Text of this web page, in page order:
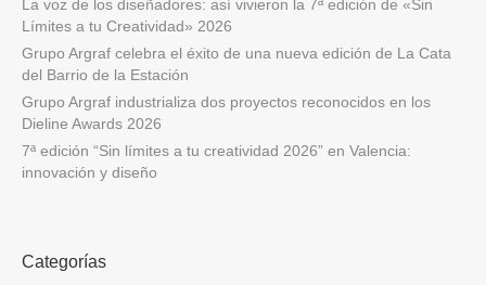
La voz de los diseñadores: así vivieron la 7ª edición de «Sin
Límites a tu Creatividad» 2026
Grupo Argraf celebra el éxito de una nueva edición de La Cata
del Barrio de la Estación
Grupo Argraf industrializa dos proyectos reconocidos en los
Dieline Awards 2026
7ª edición “Sin límites a tu creatividad 2026” en Valencia:
innovación y diseño
Categorías